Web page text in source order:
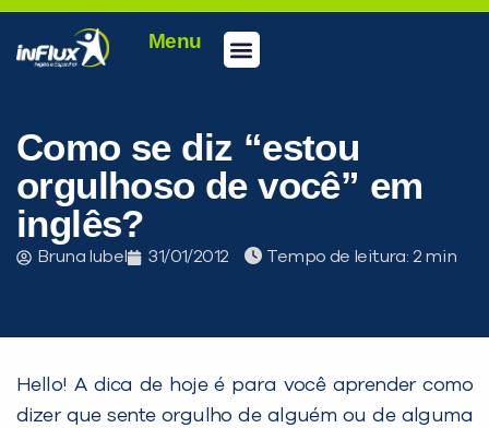
Menu
Como se diz “estou
orgulhoso de você” em
inglês?
Bruna Iubel 31/01/2012 Tempo de leitura:
Hello! A dica de hoje é para você aprender como
dizer que sente orgulho de alguém ou de alguma